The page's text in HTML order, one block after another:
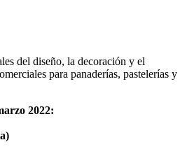
del diseño, la decoración y el
para panaderías, pastelerías y
2022: